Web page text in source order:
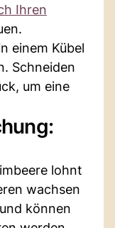
Ihren
einem Kübel
Schneiden
um eine
lohnt
wachsen
können